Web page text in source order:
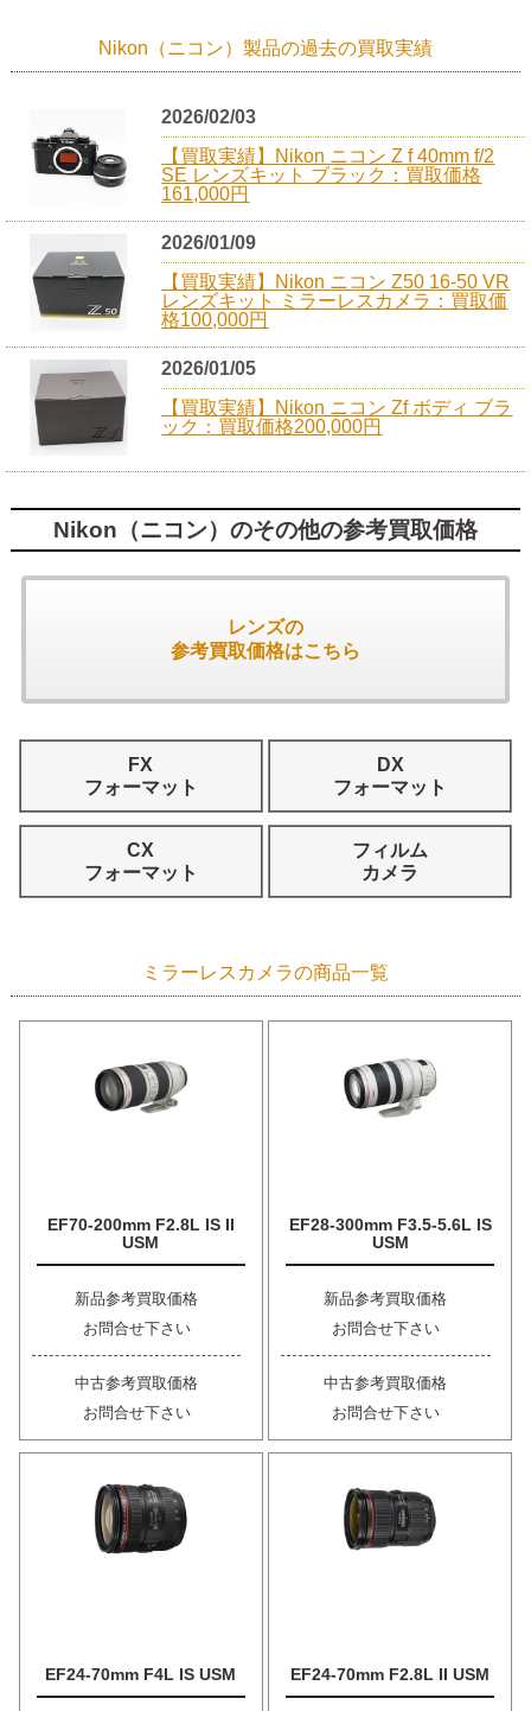
Nikon（ニコン）製品の過去の買取実績
2026/02/03
【買取実績】Nikon ニコン Z f 40mm f/2
SE レンズキット ブラック：買取価格
161,000円
2026/01/09
【買取実績】Nikon ニコン Z50 16-50 VR
レンズキット ミラーレスカメラ：買取価
格100,000円
2026/01/05
【買取実績】Nikon ニコン Zf ボディ ブラ
ック：買取価格200,000円
Nikon（ニコン）のその他の参考買取価格
レンズの
参考買取価格はこちら
FX
フォーマット
DX
フォーマット
CX
フォーマット
フィルム
カメラ
ミラーレスカメラの商品一覧
EF70-200mm F2.8L IS II
USM
新品参考買取価格
お問合せ下さい
中古参考買取価格
お問合せ下さい
EF28-300mm F3.5-5.6L IS
USM
新品参考買取価格
お問合せ下さい
中古参考買取価格
お問合せ下さい
EF24-70mm F4L IS USM EF24-70mm F2.8L II USM